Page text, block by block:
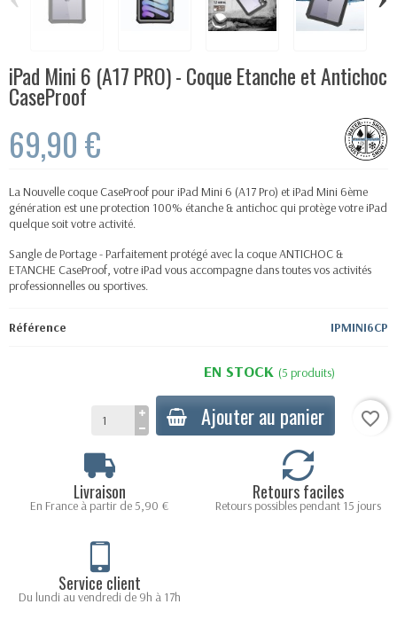
iPad Mini 6 (A17 PRO) - Coque Etanche et Antichoc
CaseProof
69,90 €
La Nouvelle coque CaseProof pour iPad Mini 6 (A17 Pro) et iPad Mini 6ème
génération est une protection 100% étanche & antichoc qui protège votre iPad
quelque soit votre activité.
Sangle de Portage - Parfaitement protégé avec la coque ANTICHOC &
ETANCHE CaseProof, votre iPad vous accompagne dans toutes vos activités
professionnelles ou sportives.
Référence IPMINI6CP
EN STOCK (5 produits)
Ajouter au panier favorite_border
Livraison
En France à partir de 5,90 €
Retours faciles
Retours possibles pendant 15 jours
Service client
Du lundi au vendredi de 9h à 17h